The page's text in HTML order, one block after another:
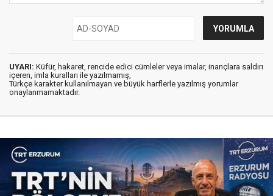
UYARI: Küfür, hakaret, rencide edici cümleler veya imalar, inançlara saldırı
içeren, imla kuralları ile yazılmamış,
Türkçe karakter kullanılmayan ve büyük harflerle yazılmış yorumlar
onaylanmamaktadır.